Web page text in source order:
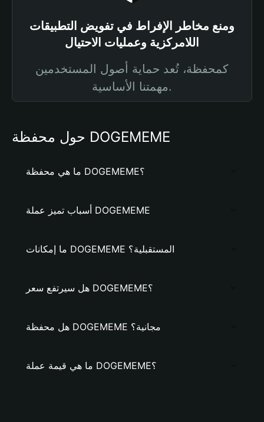
ومنع مخاطر الإفراط في تفويض التطبيقات
اللامركزية وعمليات الاحتيال
كمحفظة، تُعد حماية أصول المستخدمين
مهمتنا الأساسية.
حول محفظة DOGEMEME
ما هي محفظة DOGEMEME؟
أسباب تميز عملة DOGEMEME
ما إمكانات DOGEMEME المستقبلية؟
هل سيرتفع سعر DOGEMEME؟
هل محفظة DOGEMEME مجانية؟
ما هي قيمة عملة DOGEMEME؟